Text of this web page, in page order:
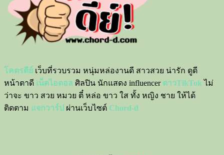
โคตรดีย์ เว็บที่รวบรวม หนุ่มหล่องานดี สาวสวย น่ารัก ดูดี
หน้าตาดี เน็ตไอดอล ศิลปิน นักแสดง influencer ดาวTikTok ไม่
ว่าจะ ขาว สวย หมวย ตี๋ หล่อ ขาว ใส ทั้ง หญิง ชาย ให้ได้
ติดตาม แจกวาร์ป ผ่านเว็บไซต์ Chord-d